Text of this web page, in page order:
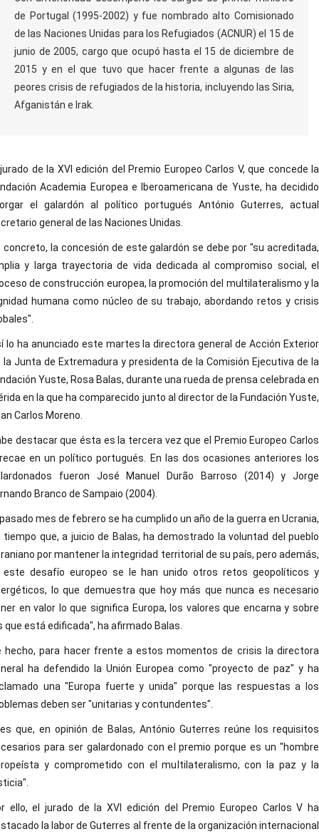
de Portugal (1995-2002) y fue nombrado alto Comisionado
de las Naciones Unidas para los Refugiados (ACNUR) el 15 de
junio de 2005, cargo que ocupó hasta el 15 de diciembre de
2015 y en el que tuvo que hacer frente a algunas de las
peores crisis de refugiados de la historia, incluyendo las Siria,
Afganistán e Irak.
de la XVI edición del Premio Europeo Carlos V, que concede la
Academia Europea e Iberoamericana de Yuste, ha decidido
el galardón al político portugués António Guterres, actual
general de las Naciones Unidas.
concreto, la concesión de este galardón se debe por "su acreditada,
y larga trayectoria de vida dedicada al compromiso social, el
de construcción europea, la promoción del multilateralismo y la
humana como núcleo de su trabajo, abordando retos y crisis
lo ha anunciado este martes la directora general de Acción Exterior
la Junta de Extremadura y presidenta de la Comisión Ejecutiva de la
Yuste, Rosa Balas, durante una rueda de prensa celebrada en
en la que ha comparecido junto al director de la Fundación Yuste,
Carlos Moreno.
destacar que ésta es la tercera vez que el Premio Europeo Carlos
en un político portugués. En las dos ocasiones anteriores los
fueron José Manuel Durão Barroso (2014) y Jorge
Branco de Sampaio (2004).
mes de febrero se ha cumplido un año de la guerra en Ucrania,
tiempo que, a juicio de Balas, ha demostrado la voluntad del pueblo
por mantener la integridad territorial de su país, pero además,
este desafío europeo se le han unido otros retos geopolíticos y
lo que demuestra que hoy más que nunca es necesario
en valor lo que significa Europa, los valores que encarna y sobre
que está edificada", ha afirmado Balas.
hecho, para hacer frente a estos momentos de crisis la directora
ha defendido la Unión Europea como "proyecto de paz" y ha
una "Europa fuerte y unida" porque las respuestas a los
deben ser "unitarias y contundentes".
que, en opinión de Balas, António Guterres reúne los requisitos
para ser galardonado con el premio porque es un "hombre
y comprometido con el multilateralismo, con la paz y la
ello, el jurado de la XVI edición del Premio Europeo Carlos V ha
la labor de Guterres al frente de la organización internacional